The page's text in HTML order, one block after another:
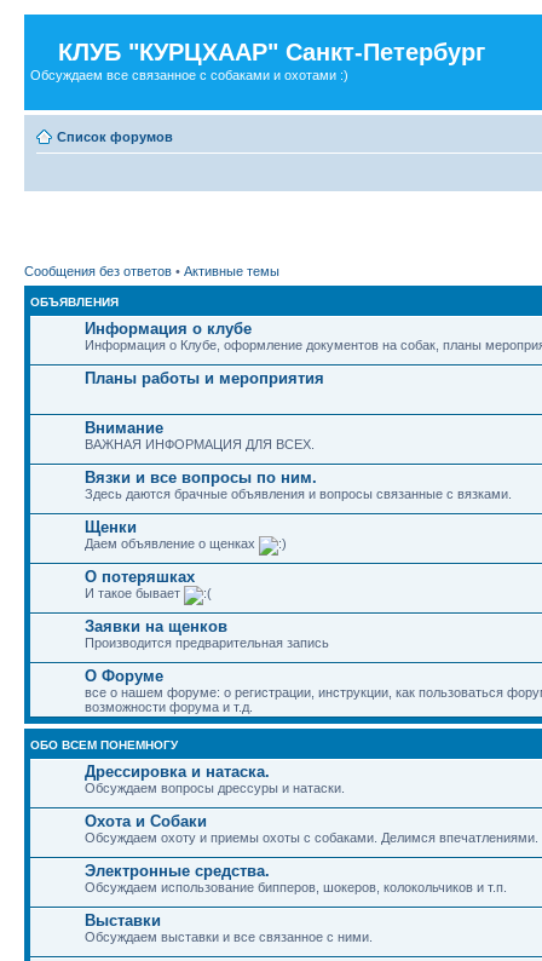
КЛУБ "КУРЦХААР" Санкт-Петербург
Обсуждаем все связанное с собаками и охотами :)
Список форумов
Сообщения без ответов • Активные темы
ОБЪЯВЛЕНИЯ
Информация о клубе
Информация о Клубе, оформление документов на собак, планы
Планы работы и мероприятия
Внимание
ВАЖНАЯ ИНФОРМАЦИЯ ДЛЯ ВСЕХ.
Вязки и все вопросы по ним.
Здесь даются брачные объявления и вопросы связанные с вязками.
Щенки
Даем объявление о щенках
О потеряшках
И такое бывает
Заявки на щенков
Производится предварительная запись
О Форуме
все о нашем форуме: о регистрации, инструкции, как пользоваться
возможности форума и т.д.
ОБО ВСЕМ ПОНЕМНОГУ
Дрессировка и натаска.
Обсуждаем вопросы дрессуры и натаски.
Охота и Собаки
Обсуждаем охоту и приемы охоты с собаками. Делимся впечатлениями.
Электронные средства.
Обсуждаем использование бипперов, шокеров, колокольчиков и т.п.
Выставки
Обсуждаем выставки и все связанное с ними.